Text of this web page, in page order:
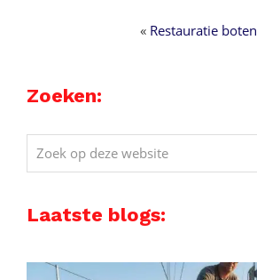
« Restauratie boten
Zoeken:
Zoek
op
website
Laatste blogs: